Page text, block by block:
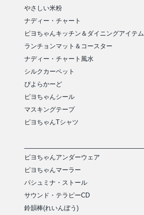
やさしい米粉
ナディー・チャート
ピヨちゃんキッチン＆ダイニングアイテム
ランチョンマット＆コースター
ナディー・チャート風水
シルクカーペット
ぴよらかーど
ピヨちゃんシール
マスキングテープ
ピヨちゃんTシャツ
ピヨちゃんアンダーウェア
ピヨちゃんマーラー
パシュミナ・ストール
サウンド・テラピーCD
鈴韻棒(れいんぼう)